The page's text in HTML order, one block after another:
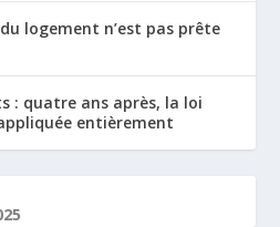
logement n’est pas prête
: quatre ans après, la loi
entièrement